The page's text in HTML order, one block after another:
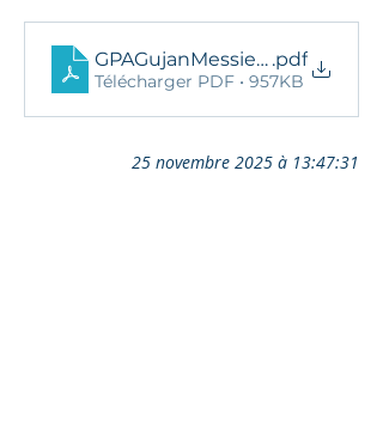
GPAGujanMessieursResDef
.pdf
Télécharger PDF • 957KB
25 novembre 2025 à 13:47:31